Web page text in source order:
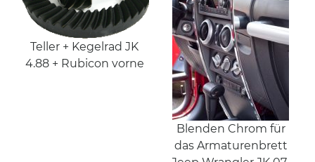
Teller + Kegelrad JK
4.88 + Rubicon vorne
Blenden Chrom für
das Armaturenbrett